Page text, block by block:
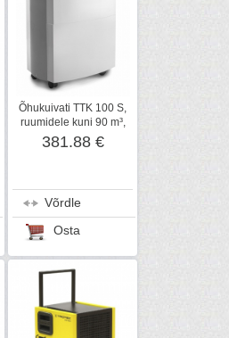
Õhukuivati TTK 100 S,
ruumidele kuni 90 m³,
Trotec
381.88 €
Võrdle
Osta